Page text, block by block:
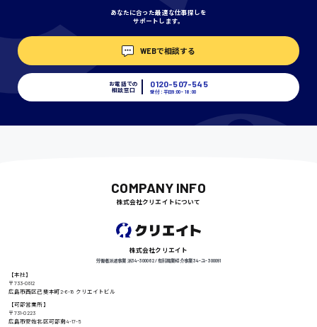
高知県
時給1400円〜
日給8000円〜
あなたに合った最適な仕事探しを
サポートします。
WEBで相談する
お電話での
相談窓口
0120-507-545
受付：平日9:00 - 18:00
COMPANY INFO
株式会社クリエイトについて
株式会社クリエイト
労働者派遣事業 派34-300062 / 有料職業紹介事業 34-ユ-300091
【本社】
〒733-0812
広島市西区己斐本町2-6-18 クリエイトビル
【可部営業所】
〒731-0223
広島市安佐北区可部南4-17-5